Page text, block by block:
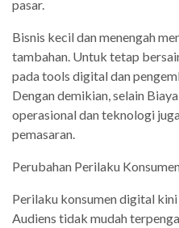
pasar.
Bisnis kecil dan menengah
tambahan. Untuk tetap
pada tools digital dan
Dengan demikian, selain
operasional dan teknologi
pemasaran.
Perubahan Perilaku
Perilaku konsumen digital
Audiens tidak mudah